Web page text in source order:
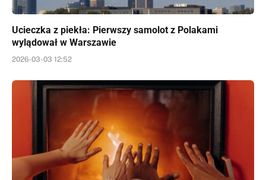
Ucieczka z piekła: Pierwszy samolot z Polakami
wylądował w Warszawie
2026-03-03 12:52